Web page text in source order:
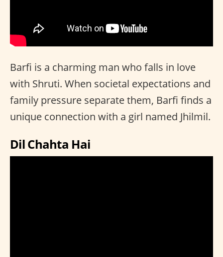
Barfi is a charming man who falls in love
with Shruti. When societal expectations and
family pressure separate them, Barfi finds a
unique connection with a girl named Jhilmil.
Dil Chahta Hai